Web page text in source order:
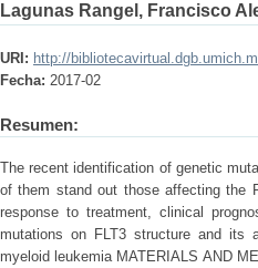
Lagunas Rangel, Francisco
URI: http://
Fecha: 2017-02
Resumen:
The recent identification of genetic
of them stand out those affecting the
response to treatment, clinical
mutations on FLT3 structure and its
myeloid leukemia MATERIALS AND